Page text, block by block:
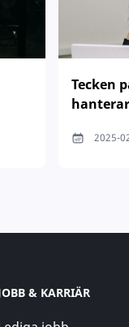
Tecken
2025-
& KARRIÄR